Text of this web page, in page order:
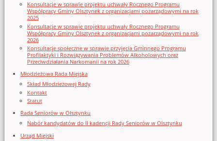
Konsultacje w sprawie projektu uchwały Rocznego Programu
Współpracy Gminy Olsztynek z organizacjami pozarządowymi na rok
2025
Konsultacje w sprawie projektu uchwały Rocznego Programu
Współpracy Gminy Olsztynek z organizacjami pozarządowymi na rok
2026
Konsultacje społeczne w sprawie przyjęcia Gminnego Programu
Profilaktyki i Rozwiązywania Problemów Alkoholowych oraz
Przeciwdziałania Narkomanii na rok 2026
Młodzieżowa Rada Miejska
Skład Młodzieżowej Rady
Kontakt
Statut
Rada Seniorów w Olsztynku
Nabór kandydatów do II kadencji Rady Seniorów w Olsztynku
Urząd Miejski